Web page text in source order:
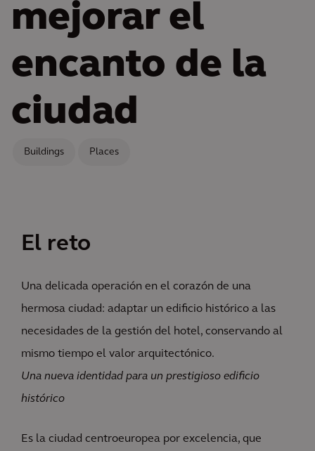
mejorar el
encanto de la
ciudad
Buildings Places
El reto
Una delicada operación en el corazón de una
hermosa ciudad: adaptar un edificio histórico a las
necesidades de la gestión del hotel, conservando al
mismo tiempo el valor arquitectónico.
Una nueva identidad para un prestigioso edificio
histórico
Es la ciudad centroeuropea por excelencia, que